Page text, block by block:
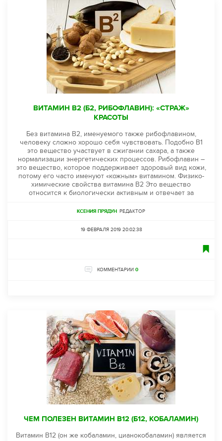
ВИТАМИН B2 (Б2, РИБОФЛАВИН): «СТРАЖ»
КРАСОТЫ
Без витамина В2, именуемого также рибофлавином,
человеку сложно хорошо себя чувствовать. Подобно В1
это вещество участвует в сжигании сахара, а также
нормализации энергетических процессов. Рибофлавин –
это вещество, которое поддерживает здоровый вид кожи,
потому его часто именуют «кожным» витамином. Физико-
химические свойства витамина В2 Это вещество
относится к биологически активным и отвечает за
КСЕНИЯ ПРЯДУН РЕДАКТОР
19 ФЕВРАЛЯ 2019 20:02:38
КОММЕНТАРИИ 0
ЧЕМ ПОЛЕЗЕН ВИТАМИН B12 (Б12, КОБАЛАМИН)
Витамин В12 (он же кобаламин, цианокобаламин) является